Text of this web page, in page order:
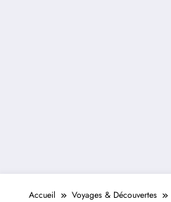
Accueil Voyages & Découvertes